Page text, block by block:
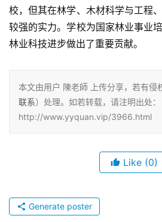
校，但其在林学、木材科学与工程
较强的实力。学校为国家林业事业
林业科技进步做出了重要贡献。
本文由用户 陳老師 上传分享，若有侵
联系）处理。如若转载，请注明出处：
http://www.yyquan.vip/3966.html
Like (0)
Generate poster